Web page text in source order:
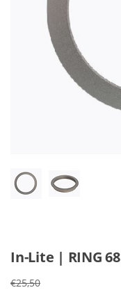
Nu 5%
In-Lite | RING
€25,50